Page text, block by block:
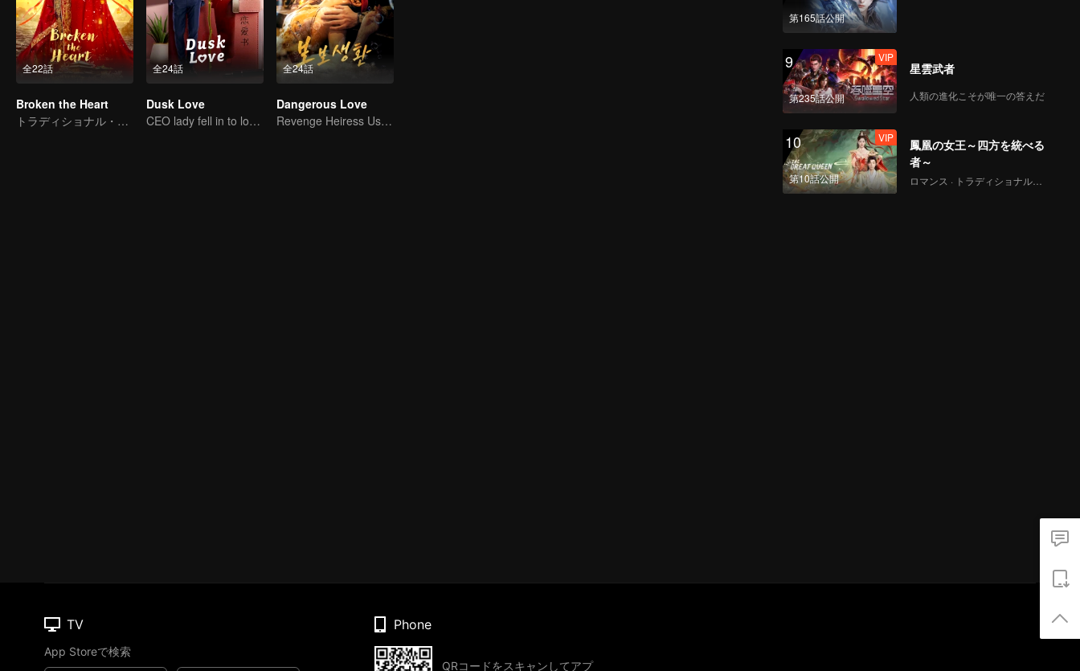
全22話
Broken the Heart
トラディショナル・コスチューム
全24話
Dusk Love
CEO lady fell in to love contract
全24話
Dangerous Love
Revenge Heiress Use Marriage as Bait to Wed into a Wealthy Family
第165話公開
9
第235話公開
VIP
星雲武者
人類の進化こそが唯一の答えだ
10
第10話公開
VIP
鳳凰の女王～四方を統べる
者～
ロマンス · トラディショナル・コスチューム · ファンタジー
TV
App Storeで検索
Phone
QRコードをスキャンしてアプ